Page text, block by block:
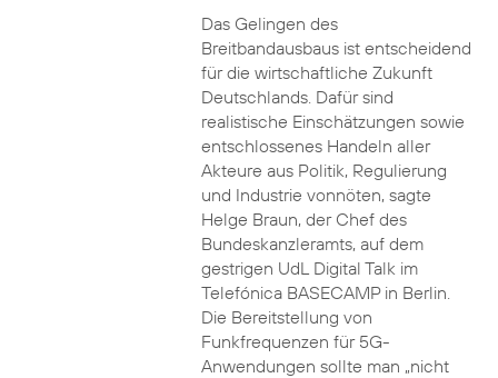
Das Gelingen des
Breitbandausbaus ist entscheidend
für die wirtschaftliche Zukunft
Deutschlands. Dafür sind
realistische Einschätzungen sowie
entschlossenes Handeln aller
Akteure aus Politik, Regulierung
und Industrie vonnöten, sagte
Helge Braun, der Chef des
Bundeskanzleramts, auf dem
gestrigen UdL Digital Talk im
Telefónica BASECAMP in Berlin.
Die Bereitstellung von
Funkfrequenzen für 5G-
Anwendungen sollte man „nicht